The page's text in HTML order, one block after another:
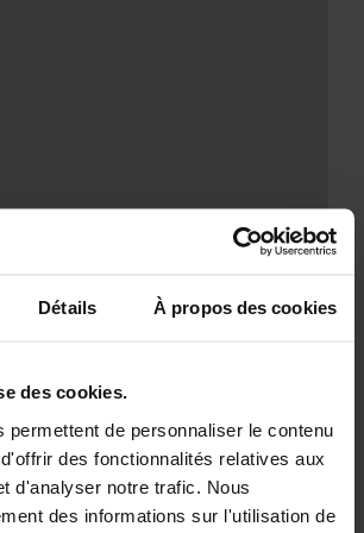
Détails À propos des cookies
des cookies.
permettent de personnaliser le contenu
des fonctionnalités relatives aux
d'analyser notre trafic. Nous
des informations sur l'utilisation de
similaires